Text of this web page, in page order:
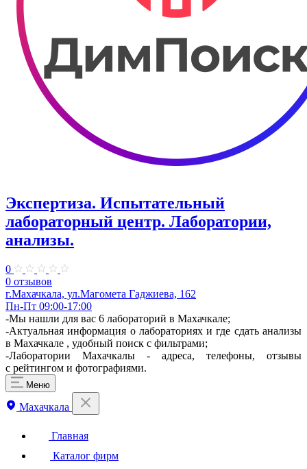
Экспертиза. Испытательный
лабораторный центр. Лаборатории,
анализы.
0
0 отзывов
г.Махачкала, ​ул.Магомета Гаджиева, 162
Пн-Пт 09:00-17:00
-Мы нашли для вас 6 лабораторий в Махачкале;
-Актуальная информация о лабораториях и где сдать анализы
в Махачкале , удобный поиск с фильтрами;
-Лаборатории Махачкалы - адреса, телефоны, отзывы
с рейтингом и фотографиями.
Меню
Махачкала
Главная
Каталог фирм